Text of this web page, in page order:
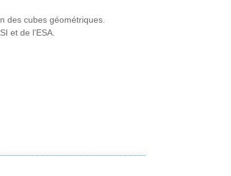
des cubes géométriques.
et de l’ESA.